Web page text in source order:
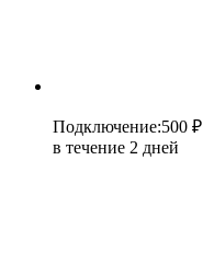
Подключение:500 ₽
в течение 2 дней